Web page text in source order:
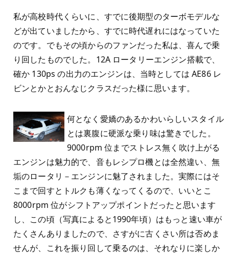
私が高校時代くらいに、すでに後期型のターボモデルな
どが出ていましたから、すでに時代遅れにはなっていた
のです。でもその頃からのファンだった私は、喜んで乗
り回したものでした。12A ロータリーエンジン搭載で、
確か 130ps の出力のエンジンは、当時としては AE86 レ
ビンとかとおんなじクラスだった様に思います。
何となく愛嬌のあるかわいらしいスタイル
とは裏腹に硬派な乗り味は驚きでした。
9000rpm 位までストレス無く吹け上がる
エンジンは魅力的で、音もレシプロ機とは全然違い、無
垢のロータリ－エンジンに魅了されました。実際にはそ
こまで回すとトルクも薄くなってくるので、いいとこ
8000rpm 位がシフトアップポイントだったと思います
し、この頃（写真によると1990年頃）はもっと速い車が
たくさんありましたので、さすがに古くさい所は否めま
せんが、これを振り回して乗るのは、それなりに楽しか